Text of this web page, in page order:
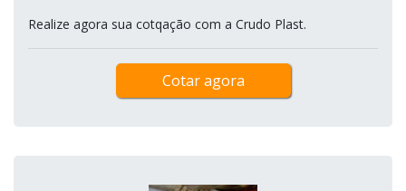
Realize agora sua cotqação com a Crudo Plast.
Cotar agora